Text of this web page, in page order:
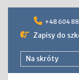
content
+48 604
Zapisy do
Na skróty